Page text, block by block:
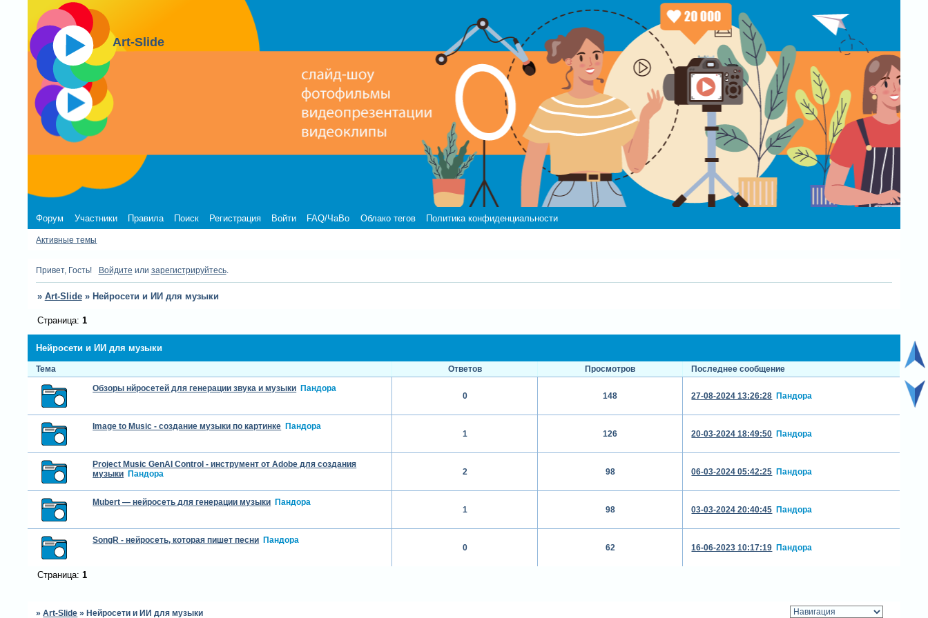
Art-Slide
Форум Участники Правила Поиск Регистрация Войти FAQ/ЧаВо Облако тегов Политика конфиденциальности
Активные темы
Привет, Гость! Войдите или зарегистрируйтесь.
» Art-Slide » Нейросети и ИИ для музыки
Нейросети и ИИ для музыки
Страница: 1
Тема Ответов Просмотров
Последнее сообщение
Обзоры нйросетей для генерации звука и музыки Пандора
0 148 27-08-2024 13:26:28 Пандора
Image to Music - создание музыки по картинке Пандора
1 126 20-03-2024 18:49:50 Пандора
Project Music GenAI Control - инструмент от Adobe для создания
музыки Пандора 2 98 06-03-2024 05:42:25 Пандора
Mubert — нейросеть для генерации музыки Пандора
1 98 03-03-2024 20:40:45 Пандора
SongR - нейросеть, которая пишет песни Пандора
0 62 16-06-2023 10:17:19 Пандора
Страница: 1
»Art-Slide »Нейросети и ИИ для музыки